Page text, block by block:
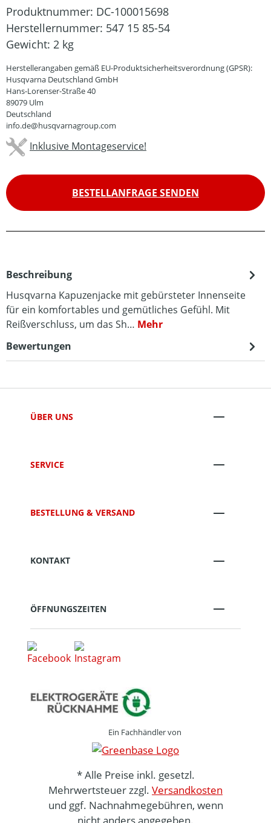
Produktnummer: DC-100015698
Herstellernummer: 547 15 85-54
Gewicht: 2 kg
Herstellerangaben gemäß EU-Produktsicherheitsverordnung (GPSR):
Husqvarna Deutschland GmbH
Hans-Lorenser-Straße 40
89079 Ulm
Deutschland
info.de@husqvarnagroup.com
Inklusive Montageservice!
BESTELLANFRAGE SENDEN
Beschreibung
Husqvarna Kapuzenjacke mit gebürsteter Innenseite
für ein komfortables und gemütliches Gefühl. Mit
Reißverschluss, um das Sh… Mehr
Bewertungen
ÜBER UNS
SERVICE
BESTELLUNG & VERSAND
KONTAKT
ÖFFNUNGSZEITEN
Ein Fachhändler von
* Alle Preise inkl. gesetzl.
Mehrwertsteuer zzgl. Versandkosten
und ggf. Nachnahmegebühren, wenn